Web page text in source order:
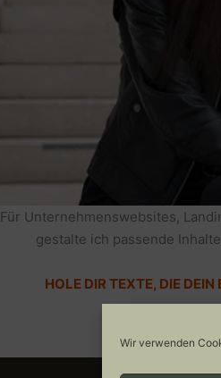
Wir verwenden
Für Unternehmenswebsites,
gestalte ich passende
HOLE DIR TEXTE, DIE